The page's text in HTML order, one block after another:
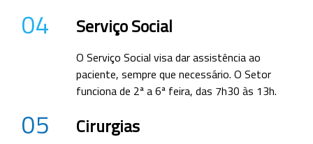
04 Serviço Social
O Serviço Social visa dar assistência ao
paciente, sempre que necessário. O Setor
funciona de 2ª a 6ª feira, das 7h30 às 13h.
05 Cirurgias